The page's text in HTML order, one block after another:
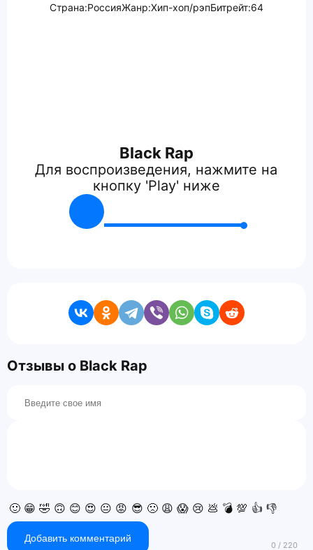
Страна:РоссияЖанр:Хип-хоп/рэпБитрейт:64
Black Rap
Для воспроизведения, нажмите на
кнопку 'Play' ниже
Отзывы о Black Rap
🙂 😁 🤣 🙃 😊 😍 😐 😡 😎 🙁 😩 😱 😢 💩 💣 💯 👍 👎
Добавить комментарий